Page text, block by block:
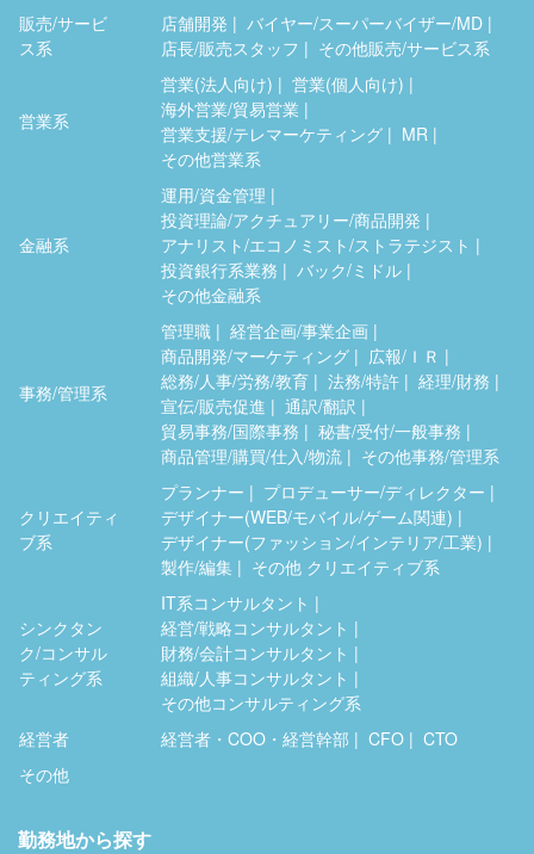
販売/サービ
ス系
店舗開発
バイヤー/スーパーバイザー/MD
店長/販売スタッフ
その他販売/サービス系
営業系
営業(法人向け)
営業(個人向け)
海外営業/貿易営業
営業支援/テレマーケティング
MR
その他営業系
金融系
運用/資金管理
投資理論/アクチュアリー/商品開発
アナリスト/エコノミスト/ストラテジスト
投資銀行系業務
バック/ミドル
その他金融系
事務/管理系
管理職
経営企画/事業企画
商品開発/マーケティング
広報/ＩＲ
総務/人事/労務/教育
法務/特許
経理/財務
宣伝/販売促進
通訳/翻訳
貿易事務/国際事務
秘書/受付/一般事務
商品管理/購買/仕入/物流
その他事務/管理系
クリエイティ
ブ系
プランナー
プロデューサー/ディレクター
デザイナー(WEB/モバイル/ゲーム関連)
デザイナー(ファッション/インテリア/工業)
製作/編集
その他 クリエイティブ系
シンクタン
ク/コンサル
ティング系
IT系コンサルタント
経営/戦略コンサルタント
財務/会計コンサルタント
組織/人事コンサルタント
その他コンサルティング系
経営者
経営者・COO・経営幹部 CFO
CTO
その他
勤務地から探す